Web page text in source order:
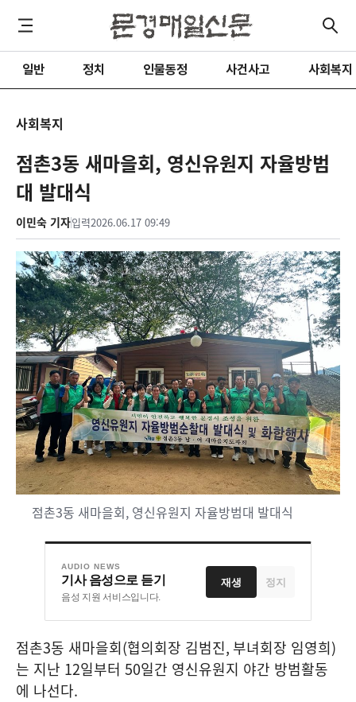
일반 정치 인물동정 사건사고 사회복지
사회복지
점촌3동 새마을회, 영신유원지 자율방범
대 발대식
이민숙 기자입력2026.06.17 09:49
점촌3동 새마을회, 영신유원지 자율방범대 발대식
AUDIO NEWS
기사 음성으로 듣기
음성 지원 서비스입니다.
재생 정지
점촌3동 새마을회(협의회장 김범진, 부녀회장 임영희)
는 지난 12일부터 50일간 영신유원지 야간 방범활동
에 나선다.